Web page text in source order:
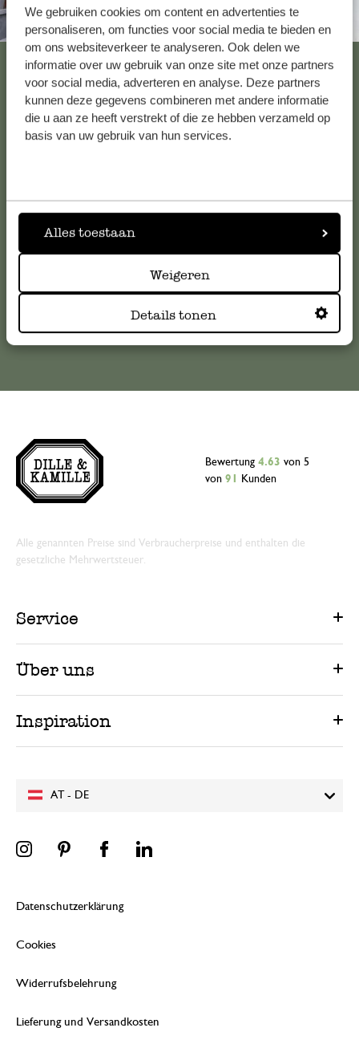
We gebruiken cookies om content en advertenties te
personaliseren, om functies voor social media te bieden en
om ons websiteverkeer te analyseren. Ook delen we
informatie over uw gebruik van onze site met onze partners
voor social media, adverteren en analyse. Deze partners
kunnen deze gegevens combineren met andere informatie
die u aan ze heeft verstrekt of die ze hebben verzameld op
basis van uw gebruik van hun services.
Alles toestaan
Weigeren
Details tonen
Immer in der Nähe
Alle 62 Geschäfte anzeigen
Kundenservice/Hilfe
die Antworten aufhäufig gestellte Fragen.
kundenservice@dille-kamille.at
AT - DE
Bewertung 4.63 von 5
von 91 Kunden
Alle genannten Preise sind Verbraucherpreise und enthalten die
gesetzliche Mehrwertsteuer.
Service
Über uns
Inspiration
Datenschutzerklärung
Cookies
Widerrufsbelehrung
Lieferung und Versandkosten